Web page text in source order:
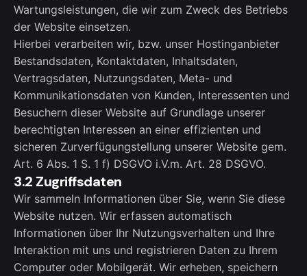
Wartungsleistungen, die wir zum Zweck des Betriebs
der Website einsetzen.
Hierbei verarbeiten wir, bzw. unser Hostinganbieter
Bestandsdaten, Kontaktdaten, Inhaltsdaten,
Vertragsdaten, Nutzungsdaten, Meta- und
Kommunikationsdaten von Kunden, Interessenten und
Besuchern dieser Website auf Grundlage unserer
berechtigten Interessen an einer effizienten und
sicheren Zurverfügungstellung unserer Website gem.
Art. 6 Abs. 1 S. 1 f) DSGVO i.V.m. Art. 28 DSGVO.
3.2 Zugriffsdaten
Wir sammeln Informationen über Sie, wenn Sie diese
Website nutzen. Wir erfassen automatisch
Informationen über Ihr Nutzungsverhalten und Ihre
Interaktion mit uns und registrieren Daten zu Ihrem
Computer oder Mobilgerät. Wir erheben, speichern